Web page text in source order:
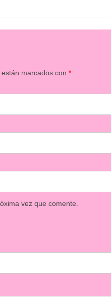
están marcados con*
vez que comente.